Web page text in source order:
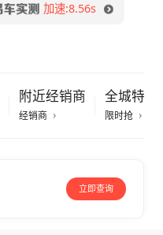
加速:8.56s
附近经销商
经销商
全城特惠
限时抢
立即查询